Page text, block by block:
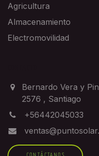
Agricultura
Almacenamiento
Electromovilidad
Bernardo Vera y
2576 , Santiago
+56442045033